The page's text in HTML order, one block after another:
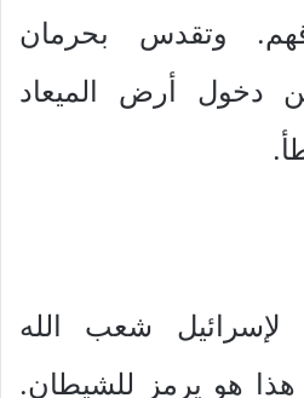
وتقدس بحرمان
أرض الميعاد
لإسرائيل شعب الله
هذا هو يرمز للشيطان.